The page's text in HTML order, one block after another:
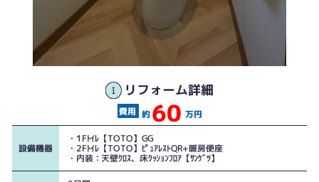
リフォーム詳細
約 60 万円
設備機器
・1Fﾄｲﾚ【TOTO】GG
・2Fﾄｲﾚ【TOTO】ﾋﾟｭｱﾚｽﾄQR+暖房便座
・内装：天壁ｸﾛｽ、床ｸｯｼｮﾝﾌﾛｱ【ｻﾝｹﾞﾂ】